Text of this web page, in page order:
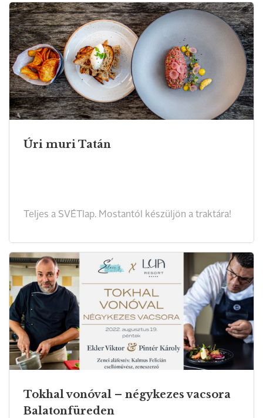
Úri muri Tatán
Teljes a SVÉTlap. Mostantól készüljön a traktára!
Tokhal vonóval – négykezes vacsora
Balatonfüreden